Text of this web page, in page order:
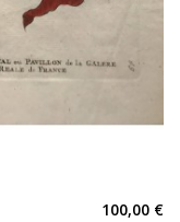
100,00 €